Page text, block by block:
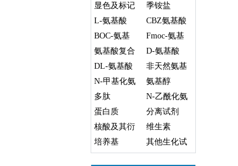
剂
显色及标记
试剂
季铵盐
L-氨基酸
CBZ氨基酸
BOC-氨基
酸
Fmoc-氨基
酸
氨基酸复合
盐
D-氨基酸
DL-氨基酸
非天然氨基
酸
N-甲基化氨
基酸
氨基醇
多肽
N-乙酰化氨
基酸
蛋白质
分离试剂
核酸及其衍
生物
维生素
培养基
其他生化试